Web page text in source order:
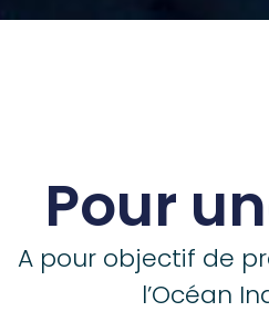
Pour
A pour objectif de
l’Océan